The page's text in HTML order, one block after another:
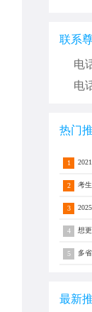
联系
电
电
热门
1
2
3
4
5
最新